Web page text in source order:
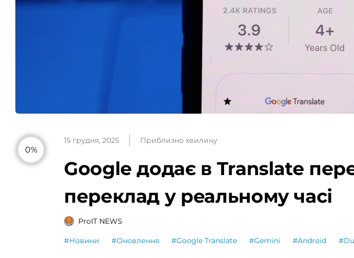
0%
15 грудня, 2025 Приблизно хвилину
Google додає в Translate
переклад у реальному часі
ProIT NEWS
#Новини #Оновлення #Google Translate #Gemini #Android